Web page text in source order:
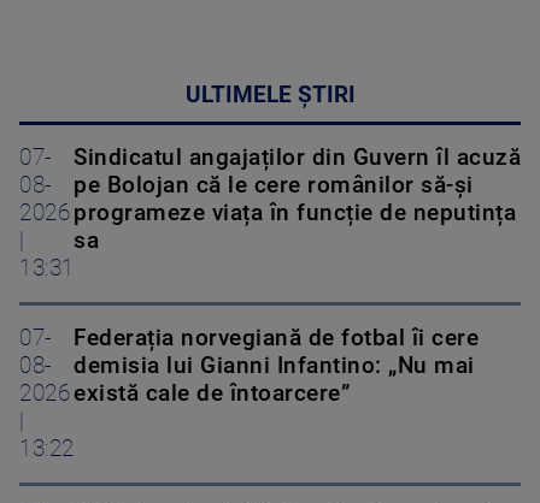
ULTIMELE ȘTIRI
07-
08-
2026
|
13:31
Sindicatul angajaților din Guvern îl acuză
pe Bolojan că le cere românilor să-și
programeze viața în funcție de neputința
sa
07-
08-
2026
|
13:22
Federația norvegiană de fotbal îi cere
demisia lui Gianni Infantino: „Nu mai
există cale de întoarcere”